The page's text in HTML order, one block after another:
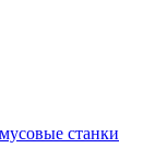
станки